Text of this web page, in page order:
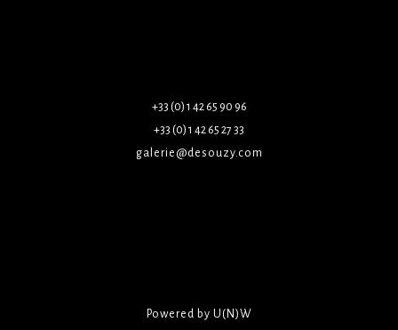
+33 (0) 1 42 65 90 96
+33 (0) 1 42 65 27 33
galerie@desouzy.com
Powered by U(N)W